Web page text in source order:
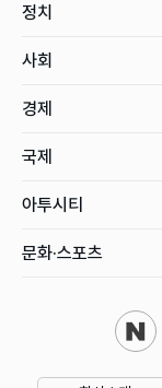
정치
사회
경제
국제
아투시티
문화·스포츠